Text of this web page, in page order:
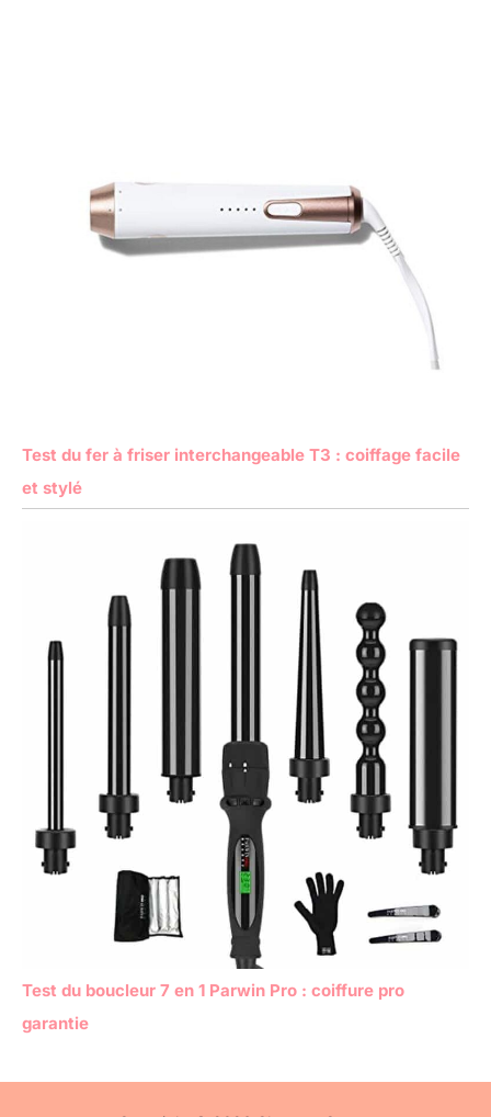
Test du fer à friser interchangeable T3 : coiffage facile
et stylé
Test du boucleur 7 en 1 Parwin Pro : coiffure pro
garantie